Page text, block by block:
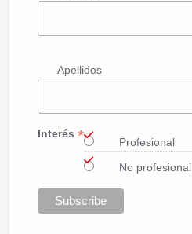
Apellidos
Interés *
Profesional
No profesional